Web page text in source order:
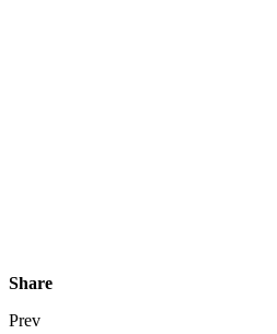
Share
Prev